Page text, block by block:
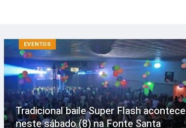
EVENTOS
Tradicional baile Super Flash acontece
neste sábado (8) na Fonte Santa